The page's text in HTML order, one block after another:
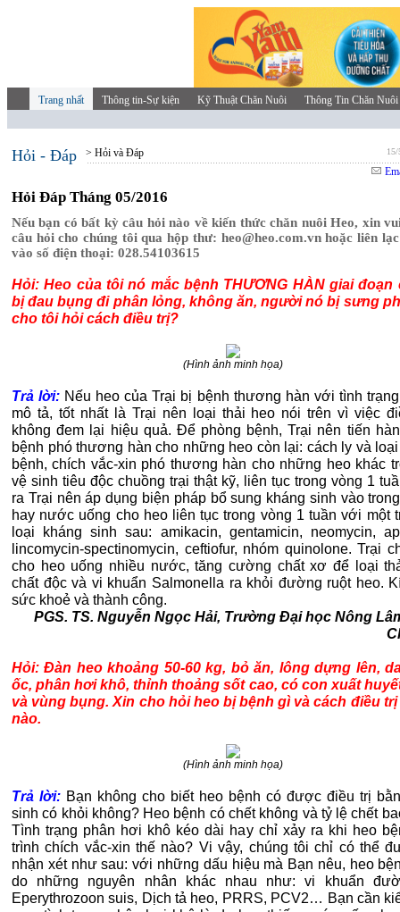
Trang nhất Thông tin-Sự kiện Kỹ Thuật Chăn Nuôi Thông Tin Chăn Nuôi
Hỏi - Đáp > Hỏi và Đáp
Hỏi Đáp Tháng 05/2016
Nếu bạn có bất kỳ câu hỏi nào về kiến thức chăn nuôi Heo, xin
câu hỏi cho chúng tôi qua hộp thư: heo@heo.com.vn hoặc liên
vào số điện thoại: 028.54103615
Hỏi: Heo của tôi nó mắc bệnh THƯƠNG HÀN giai đoạn
bị đau bụng đi phân lỏng, không ăn, người nó bị sưng
cho tôi hỏi cách điều trị?
(Hình ảnh minh họa)
Trả lời: Nếu heo của Trại bị bệnh thương hàn với tình
mô tả, tốt nhất là Trại nên loại thải heo nói trên vì việc
không đem lại hiệu quả. Để phòng bệnh, Trại nên tiến
bệnh phó thương hàn cho những heo còn lại: cách ly và
bệnh, chích vắc-xin phó thương hàn cho những heo khác
vệ sinh tiêu độc chuồng trại thật kỹ, liên tục trong vòng 1
ra Trại nên áp dụng biện pháp bổ sung kháng sinh vào
hay nước uống cho heo liên tục trong vòng 1 tuần với một
loại kháng sinh sau: amikacin, gentamicin, neomycin,
lincomycin-spectinomycin, ceftiofur, nhóm quinolone. Trại
cho heo uống nhiều nước, tăng cường chất xơ để loại
chất độc và vi khuẩn Salmonella ra khỏi đường ruột heo.
sức khoẻ và thành công.
PGS. TS. Nguyễn Ngọc Hải, Trường Đại học Nông
Hỏi: Đàn heo khoảng 50-60 kg, bỏ ăn, lông dựng lên,
ốc, phân hơi khô, thỉnh thoảng sốt cao, có con xuất
và vùng bụng. Xin cho hỏi heo bị bệnh gì và cách điều
nào.
(Hình ảnh minh họa)
Trả lời: Bạn không cho biết heo bệnh có được điều trị
sinh có khỏi không? Heo bệnh có chết không và tỷ lệ chết
Tình trạng phân hơi khô kéo dài hay chỉ xảy ra khi heo
trình chích vắc-xin thế nào? Vi vậy, chúng tôi chỉ có thể
nhận xét như sau: với những dấu hiệu mà Bạn nêu, heo
do những nguyên nhân khác nhau như: vi khuẩn
Eperythrozoon suis, Dịch tả heo, PRRS, PCV2… Bạn cần